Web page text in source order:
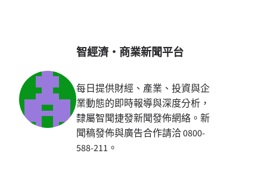
智經濟・商業新聞平台
每日提供財經、產業、投資與企
業動態的即時報導與深度分析，
隸屬智聞捷發新聞發佈網絡。新
聞稿發佈與廣告合作請洽 0800-
588-211。